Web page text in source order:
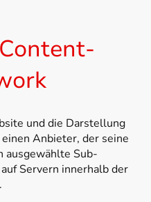
und die Darstellung
Anbieter, der seine
ausgewählte Sub-
Servern innerhalb der